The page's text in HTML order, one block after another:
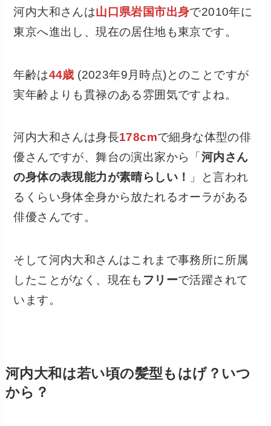
河内大和さんは山口県岩国市出身で2010年に
東京へ進出し、現在の居住地も東京です。
年齢は44歳 (2023年9月時点)とのことですが
実年齢よりも貫禄のある雰囲気ですよね。
河内大和さんは身長178cmで細身な体型の俳
優さんですが、舞台の演出家から「 河内さん
の身体の表現能力が素晴らしい！
」と言われ
るくらい身体全身から放たれるオーラがある
俳優さんです。
そして河内大和さんはこれまで事務所に所属
したことがなく、現在も フリーで活躍されて
います。
河内大和は若い頃の髪型もはげ？いつ
から？